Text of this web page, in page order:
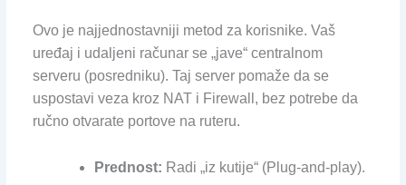
Ovo je najjednostavniji metod za korisnike. Vaš
uređaj i udaljeni računar se „jave“ centralnom
serveru (posredniku). Taj server pomaže da se
uspostavi veza kroz NAT i Firewall, bez potrebe da
ručno otvarate portove na ruteru.
Prednost: Radi „iz kutije“ (Plug-and-play).